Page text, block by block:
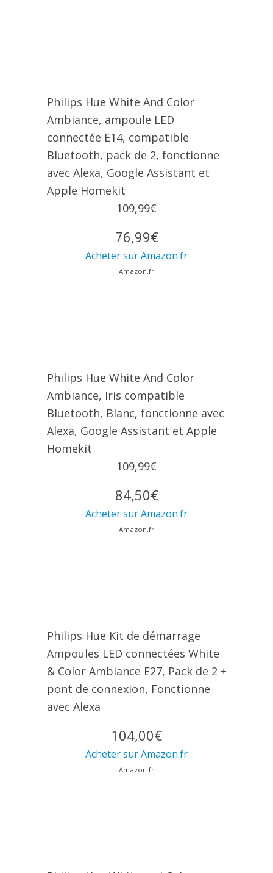
Philips Hue White And Color
Ambiance, ampoule LED
connectée E14, compatible
Bluetooth, pack de 2, fonctionne
avec Alexa, Google Assistant et
Apple Homekit
109,99€
76,99€
Acheter sur Amazon.fr
Amazon.fr
Philips Hue White And Color
Ambiance, Iris compatible
Bluetooth, Blanc, fonctionne avec
Alexa, Google Assistant et Apple
Homekit
109,99€
84,50€
Acheter sur Amazon.fr
Amazon.fr
Philips Hue Kit de démarrage
Ampoules LED connectées White
& Color Ambiance E27, Pack de 2 +
pont de connexion, Fonctionne
avec Alexa
104,00€
Acheter sur Amazon.fr
Amazon.fr